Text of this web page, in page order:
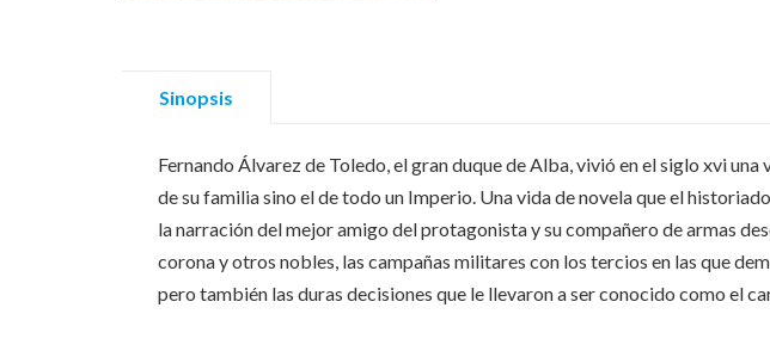
Sinopsis
Fernando Álvarez de Toledo, el gran duque de Alba, vivió en el siglo xvi
de su familia sino el de todo un Imperio. Una vida de novela que el
la narración del mejor amigo del protagonista y su compañero de armas
corona y otros nobles, las campañas militares con los tercios en las que
pero también las duras decisiones que le llevaron a ser conocido como el